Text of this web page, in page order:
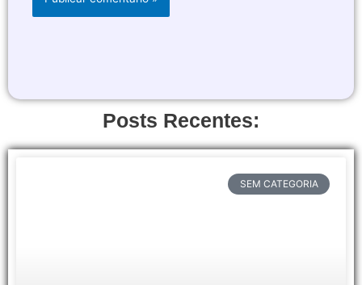
Posts Recentes:
SEM CATEGORIA